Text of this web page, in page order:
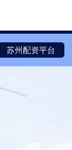
苏州配资平台